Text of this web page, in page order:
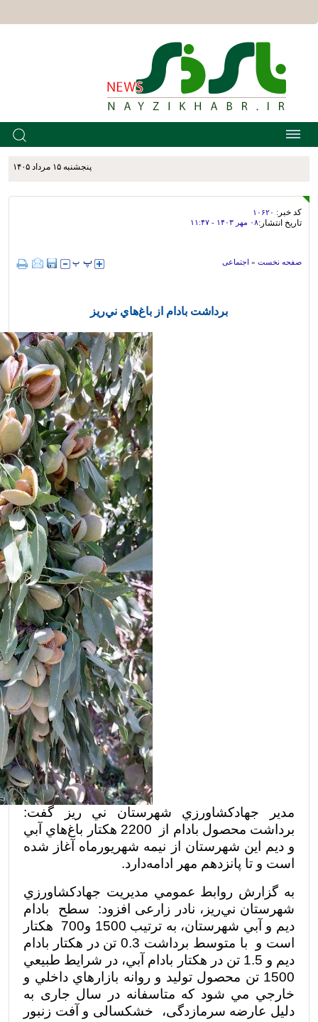
پنجشنبه ۱۵ مرداد ۱۴۰۵
کد خبر: ۱۰۶۲۰
تاریخ انتشار:۰۸ مهر ۱۴۰۳ - ۱۱:۴۷
صفحه نخست » اجتماعی
برداشت بادام از باغ‌هاي ني‌ريز
مدير جهادكشاورزي شهرستان ني ريز گفت:
برداشت محصول بادام از
2200 هكتار باغ‌هاي آبي
و ديم اين شهرستان از نیمه شهریورماه آغاز شده
است و تا پانزدهم مهر ادامه‌دارد.
به گزارش روابط عمومي مديريت جهادكشاورزي
شهرستان ني‌ريز، نادر زارعی افزود:
سطح
بادام
ديم و آبي شهرستان، به ترتيب 1500 و700
هكتار
است و
با متوسط برداشت 0.3 تن در هکتار بادام
ديم و 1.5 تن در هکتار بادام آبي، در شرايط طبيعي
1500 تن محصول توليد و روانه بازار‌هاي داخلي و
خارجي مي شود که متاسفانه در سال جاری به
دلیل عارضه سرمازدگی،
خشکسالی و آفت زنبور